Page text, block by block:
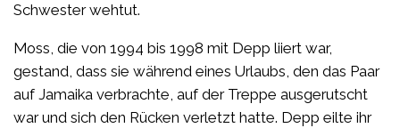
Schwester wehtut.
Moss, die von 1994 bis 1998 mit Depp liiert war,
gestand, dass sie während eines Urlaubs, den das Paar
auf Jamaika verbrachte, auf der Treppe ausgerutscht
war und sich den Rücken verletzt hatte. Depp eilte ihr